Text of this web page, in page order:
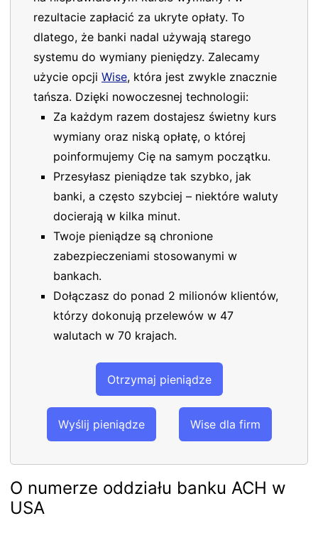
rezultacie zapłacić za ukryte opłaty. To
dlatego, że banki nadal używają starego
systemu do wymiany pieniędzy. Zalecamy
użycie opcji Wise, która jest zwykle znacznie
tańsza. Dzięki nowoczesnej technologii:
Za każdym razem dostajesz świetny kurs
wymiany oraz niską opłatę, o której
poinformujemy Cię na samym początku.
Przesyłasz pieniądze tak szybko, jak
banki, a często szybciej – niektóre waluty
docierają w kilka minut.
Twoje pieniądze są chronione
zabezpieczeniami stosowanymi w
bankach.
Dołączasz do ponad 2 milionów klientów,
którzy dokonują przelewów w 47
walutach w 70 krajach.
Otrzymaj pieniądze
Wyślij pieniądze Wise dla firm
O numerze oddziału banku ACH w
USA